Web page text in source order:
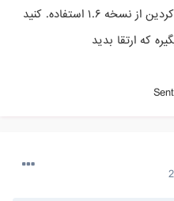
۱.۶ استفاده. کنید
که ارتقا بدید